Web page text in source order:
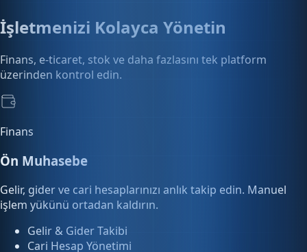
üzerinden kontrol edin.
Finans
Ön Muhasebe
Gelir, gider ve cari hesaplarınızı anlık takip edin. Manuel
işlem yükünü ortadan kaldırın.
Cari Hesap Yönetimi